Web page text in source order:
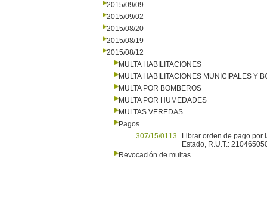
2015/09/09
2015/09/02
2015/08/20
2015/08/19
2015/08/12
MULTA HABILITACIONES
MULTA HABILITACIONES MUNICIPALES Y
MULTA POR BOMBEROS
MULTA POR HUMEDADES
MULTAS VEREDAS
Pagos
307/15/0113
Librar orden de pago por
Estado, R.U.T.:
Revocación de multas